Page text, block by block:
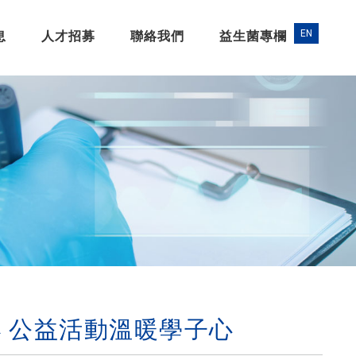
人才招募 聯絡我們 益生菌專欄
益活動溫暖學子心